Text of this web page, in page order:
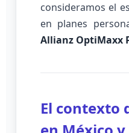
consideramos el
en planes
Allianz OptiMaxx
El contexto